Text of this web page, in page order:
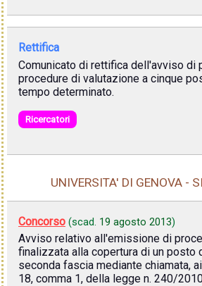
Rettifica
Comunicato di rettifica dell'avviso di
procedure di valutazione a cinque
tempo determinato.
Ricercatori
UNIVERSITA' DI GENOVA -
Concorso (scad. 19 agosto 2013)
Avviso relativo all'emissione di
finalizzata alla copertura di un posto
seconda fascia mediante chiamata,
18, comma 1, della legge n. 240/